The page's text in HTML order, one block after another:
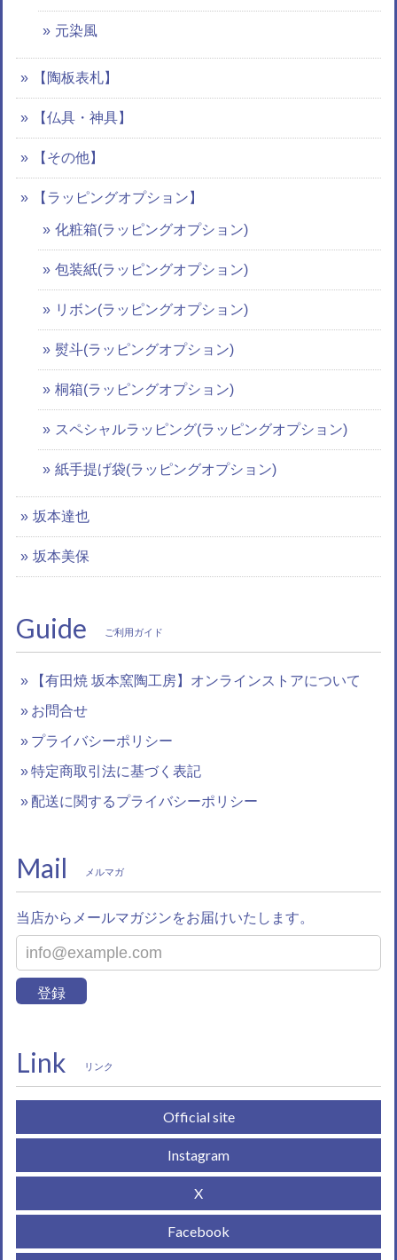
元染風
【陶板表札】
【仏具・神具】
【その他】
【ラッピングオプション】
化粧箱(ラッピングオプション)
包装紙(ラッピングオプション)
リボン(ラッピングオプション)
熨斗(ラッピングオプション)
桐箱(ラッピングオプション)
スペシャルラッピング(ラッピングオプション)
紙手提げ袋(ラッピングオプション)
坂本達也
坂本美保
Guide ご利用ガイド
【有田焼 坂本窯陶工房】オンラインストアについて
お問合せ
プライバシーポリシー
特定商取引法に基づく表記
配送に関するプライバシーポリシー
Mail メルマガ
当店からメールマガジンをお届けいたします。
登録
Link リンク
Official site
Instagram
X
Facebook